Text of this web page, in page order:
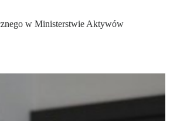
w Ministerstwie Aktywów